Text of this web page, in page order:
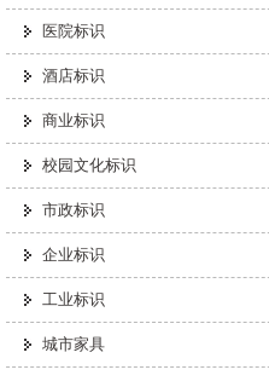
医院标识
酒店标识
商业标识
校园文化标识
市政标识
企业标识
工业标识
城市家具